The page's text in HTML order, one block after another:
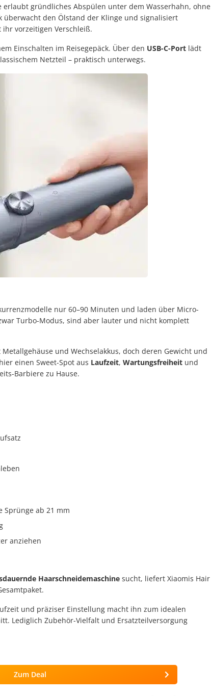
erlaubt gründliches Abspülen unter dem Wasserhahn, ohne
überwacht den Ölstand der Klinge und signalisiert
vorzeitigen Verschleiß.
Einschalten im Reisegepäck. Über den USB-C-Port lädt
Netzteil – praktisch unterwegs.
nur 60–90 Minuten und laden über Micro-
Turbo-Modus, sind aber lauter und nicht komplett
und Wechselakkus, doch deren Gewicht und
einen Sweet-Spot aus Laufzeit, Wartungsfreiheit und
Barbiere zu Hause.
Sprünge ab 21 mm
anziehen
Haarschneidemaschine sucht, liefert Xiaomis Hair
und präziser Einstellung macht ihn zum idealen
Lediglich Zubehör-Vielfalt und Ersatzteilversorgung
Zum Deal